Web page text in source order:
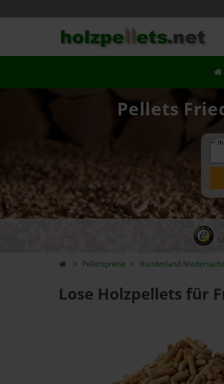
Pellets
Pelletspreise Bundesland
Lose Holzpellets für